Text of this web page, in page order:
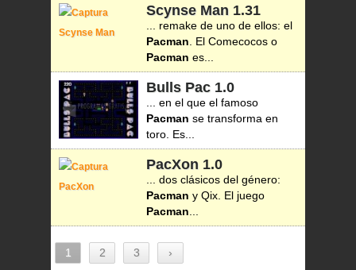
Scynse Man 1.31
... remake de uno de ellos: el
Pacman . El Comecocos o
Pacman es...
Bulls Pac 1.0
... en el que el famoso
Pacman se transforma en
toro. Es...
PacXon 1.0
... dos clásicos del género:
Pacman y Qix. El juego
Pacman
1 2 3 ›